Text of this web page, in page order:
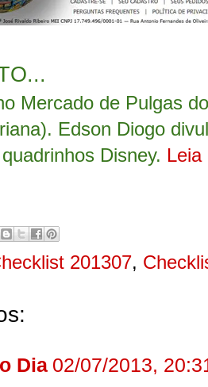
Mercado de Pulgas
Edson Diogo
Disney. Leia
201307,
Dia 02/07/2013,